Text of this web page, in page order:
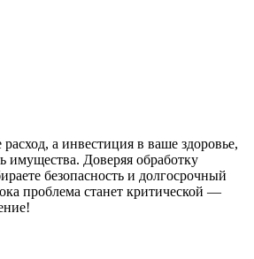
а инвестиция в ваше здоровье,
имущества. Доверяя обработку
безопасность и долгосрочный
проблема станет критической —